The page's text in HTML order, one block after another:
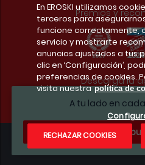
A tu lado en
¿Te
Premios y
Descarga la
Condiciones legales
En EROSKI utilizamos
terceros para
funcione correctamente,
servicio y mostrarte
anuncios ajustados a tus
clic en ‘Configuración’,
preferencias de cookies.
visita nuestra política de
RECHAZAR COOKIES